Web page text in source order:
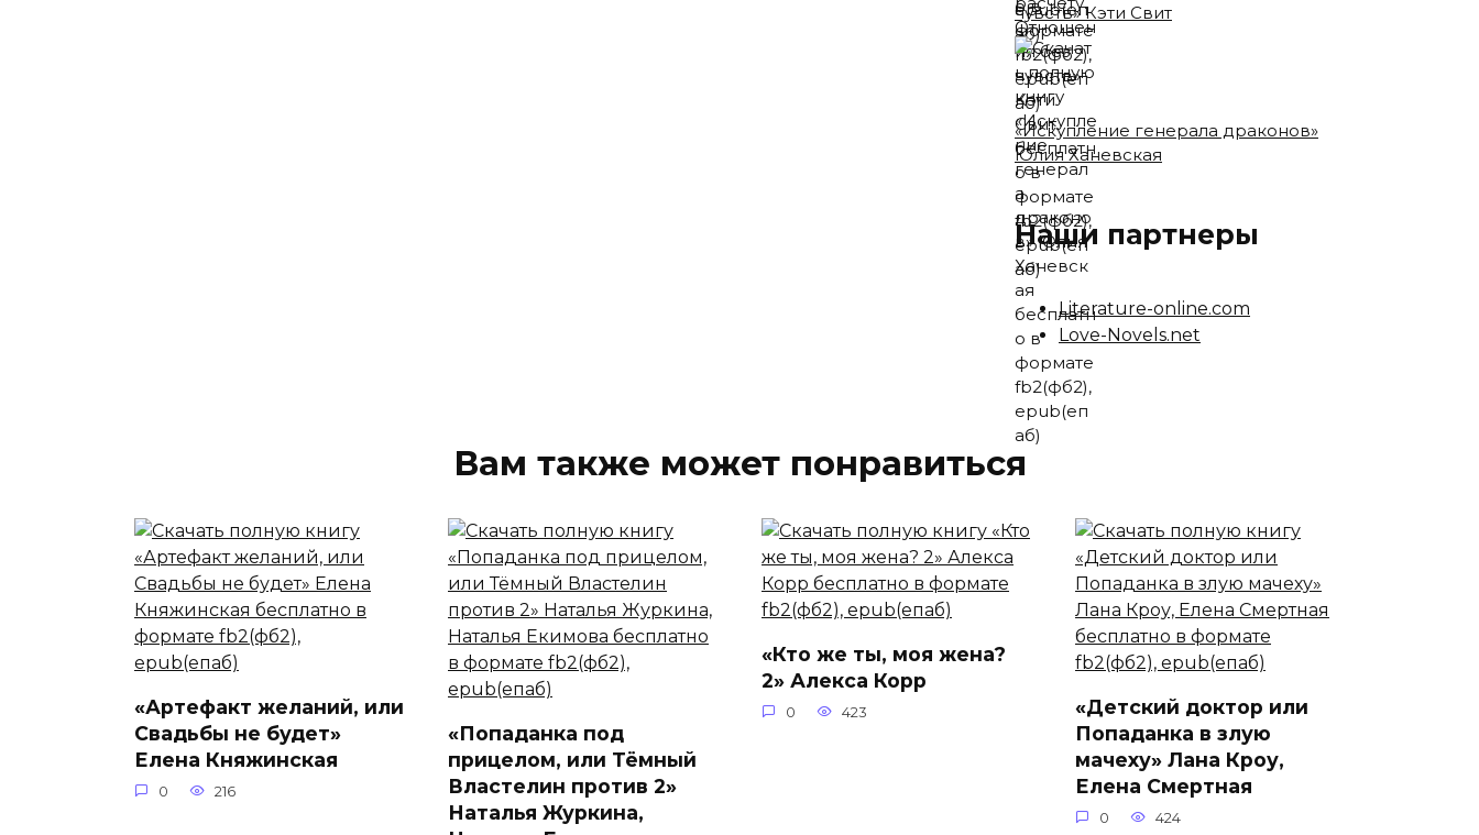
чувств» Кэти Свит
«Искупление генерала драконов»
Юлия Ханевская
Наши партнеры
Literature-online.com
Love-Novels.net
Вам также может понравиться
«Артефакт желаний, или
Свадьбы не будет»
Елена Княжинская
0 216
«Попаданка под
прицелом, или Тёмный
Властелин против 2»
Наталья Журкина,
«Кто же ты, моя жена?
2» Алекса Корр
0 423
«Детский доктор или
Попаданка в злую
мачеху» Лана Кроу,
Елена Смертная
0 424